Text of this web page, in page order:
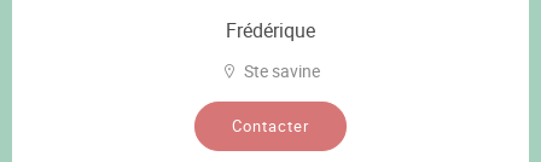
Frédérique
Ste savine
Contacter